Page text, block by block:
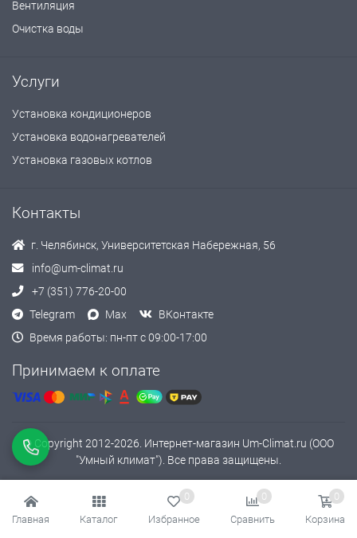
Главная Каталог
0
Избранное
0
Сравнить
0
Корзина
Вентиляция
Очистка воды
Услуги
Установка кондиционеров
Установка водонагревателей
Установка газовых котлов
Контакты
г. Челябинск, Университетская Набережная, 56
info@um-climat.ru
+7 (351) 776-20-00
Telegram
Max
ВКонтакте
Время работы: пн-пт с 09:00-17:00
Принимаем к оплате
© Copyright 2012-2026. Интернет-магазин Um-Climat.ru (ООО
"Умный климат"). Все права защищены.